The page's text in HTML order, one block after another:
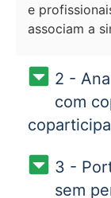
e
associam a
2 -
com
3 -
sem